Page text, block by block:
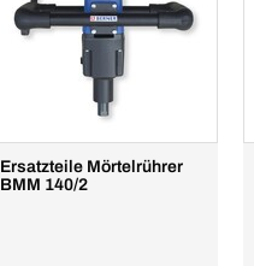
Ersatzteile Mörtelrührer
BMM 140/2